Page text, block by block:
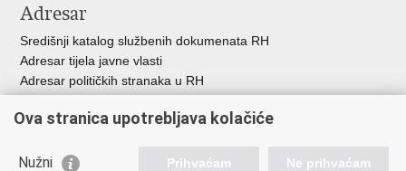
Adresar
Središnji katalog službenih dokumenata RH
Adresar tijela javne vlasti
Adresar političkih stranaka u RH
Besplatni telefoni javne uprave
Ova stranica upotrebljava kolačiće
Nužni Prihvaćam Ne prihvaćam